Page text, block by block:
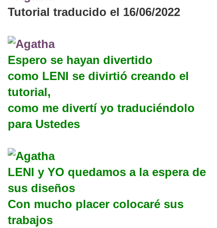
Tutorial traducido el 16/06/2022
Espero se hayan divertido
como LENI se divirtió creando el
tutorial,
como me divertí yo traduciéndolo
para Ustedes
LENI y YO quedamos a la espera de
sus diseños
Con mucho placer colocaré sus
trabajos